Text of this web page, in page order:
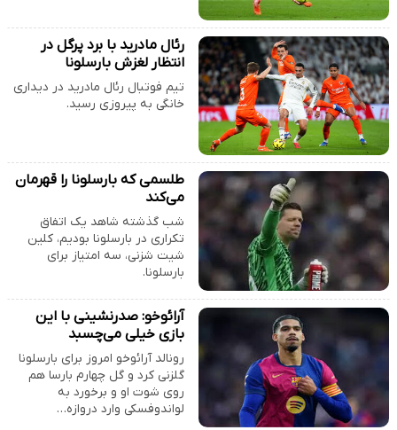
رئال مادرید با برد پرگل در
انتظار لغزش بارسلونا
تیم فوتبال رئال مادرید در دیداری
خانگی به پیروزی رسید.
طلسمی که بارسلونا را قهرمان
می‌کند
شب گذشته شاهد یک اتفاق
تکراری در بارسلونا بودیم، کلین
شیت شزنی، سه امتیاز برای
بارسلونا.
آرائوخو: صدرنشینی با این
بازی خیلی می‌چسبد
رونالد آرائوخو امروز برای بارسلونا
گلزنی کرد و گل چهارم بارسا هم
‌روی شوت او و برخورد به
لواندوفسکی وارد دروازه…